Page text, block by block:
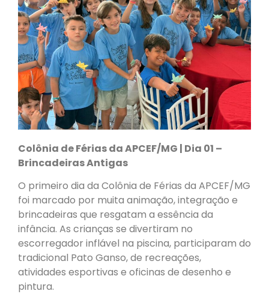
Colônia de Férias da APCEF/MG | Dia 01 –
Brincadeiras Antigas
O primeiro dia da Colônia de Férias da APCEF/MG
foi marcado por muita animação, integração e
brincadeiras que resgatam a essência da
infância. As crianças se divertiram no
escorregador inflável na piscina, participaram do
tradicional Pato Ganso, de recreações,
atividades esportivas e oficinas de desenho e
pintura.